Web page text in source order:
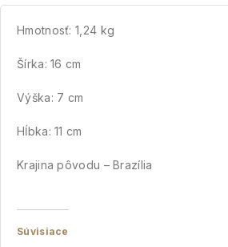
Hmotnosť: 1,24 kg
Šírka: 16 cm
Výška: 7 cm
Hĺbka: 11 cm
Krajina pôvodu – Brazília
Súvisiace